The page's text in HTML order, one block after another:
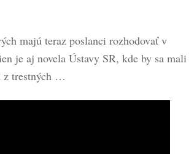
majú teraz poslanci rozhodovať v
je aj novela Ústavy SR, kde by sa mali
z trestných …